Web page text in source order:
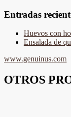
Entradas
Huevos con
Ensalada de
www.genuinus.com
OTROS